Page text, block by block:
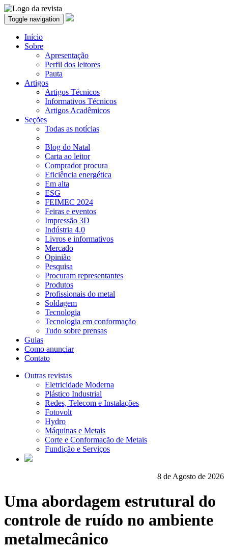
Toggle navigation
Início
Sobre
Apresentação
Perfil dos leitores
Pauta
Artigos
Artigos Técnicos
Informativos Técnicos
Artigos Acadêmicos
Seções
Todas as notícias
Blog do Natal
Carta ao leitor
Comprador procura
Eficiência energética
Em alta
ESG
FEIMEC 2024
Feiras e eventos
Impressão 3D
Indústria 4.0
Livros e informativos
Mercado
Opinião
Pesquisa
Procuram representantes
Produtos
Profissionais do metal
Soldagem
Tecnologia
Tecnologia em conformação
Tudo sobre prensas
Guias
Como anunciar
Contato
Outras revistas
Eletricidade Moderna
Plástico Industrial
Redes, Telecom e Instalações
Fotovolt
Hydro
Máquinas e Metais
Corte e Conformação de Metais
Fundição e Serviços
8 de Agosto de 2026
Uma abordagem estrutural do
controle de ruído no ambiente
metalmecânico